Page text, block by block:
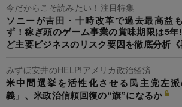
今だからこそ読みたい！注目特集
ソニーが吉田・十時改革で過去最高益
ず！稼ぎ頭のゲーム事業の賞味期限は5
ど主要ビジネスのリスク要因を徹底分析《
みずほ安井のHELP!アメリカ政治経済
米中間選挙を活性化させる民主党左
義」、米政治信頼回復の“旗”になるか